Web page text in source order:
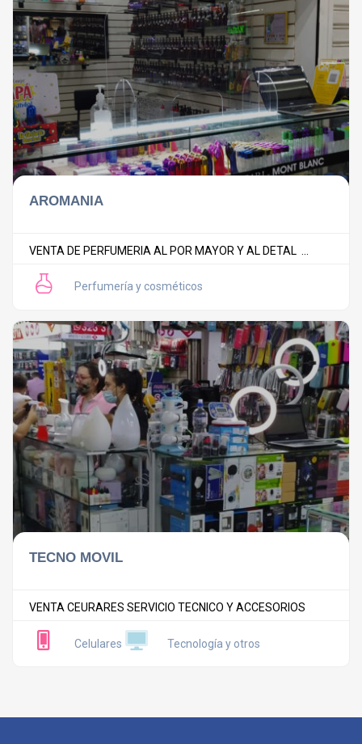
AROMANIA
VENTA DE PERFUMERIA AL POR MAYOR Y AL DETAL ...
Perfumería y cosméticos
TECNO MOVIL
VENTA CEURARES SERVICIO TECNICO Y ACCESORIOS
Celulares Tecnología y otros